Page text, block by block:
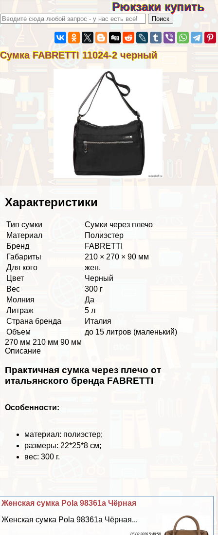
Рюкзаки купить
Сумка FABRETTI 11024-2 черный
Хаpaктеристики
Тип сумки
Сумки через плечо
Материал
Полиэстер
Бренд
FABRETTI
Габариты
210 × 270 × 90 мм
Для кого
жен.
Цвет
Черный
Вес
300 г
Молния
Да
Литраж
5 л
Страна бренда
Италия
Объем
до 15 литров (маленький)
270 мм 210 мм 90 мм
Описание
Пpaктичная сумка через плечо от
итальянского бренда FABRETTI
Особенности:
материал: полиэстер;
размеры: 22*25*8 см;
вес: 300 г.
Женская сумка Pola 98361а Чёрная
Женская сумка Pola 98361а Чёрная...
05 08 2026 5:49:58